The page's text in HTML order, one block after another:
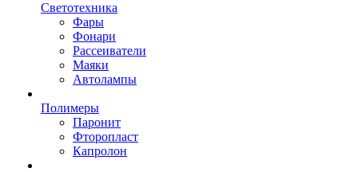
Светотехника
Фары
Фонари
Рассеиватели
Маяки
Автолампы
Полимеры
Паронит
Фторопласт
Капролон